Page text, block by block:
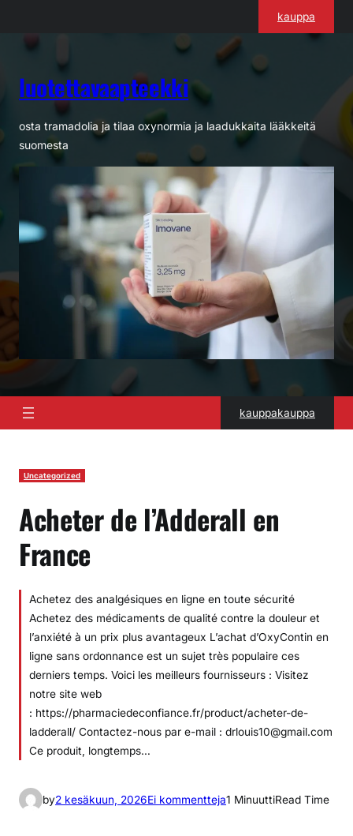
kauppa
luotettavaapteekki
osta tramadolia ja tilaa oxynormia ja laadukkaita lääkkeitä
suomesta
kauppakauppa
Uncategorized
Acheter de l’Adderall en
France
Achetez des analgésiques en ligne en toute sécurité
Achetez des médicaments de qualité contre la douleur et
l’anxiété à un prix plus avantageux L’achat d’OxyContin en
ligne sans ordonnance est un sujet très populaire ces
derniers temps. Voici les meilleurs fournisseurs : Visitez
notre site web
: https://pharmaciedeconfiance.fr/product/acheter-de-
ladderall/ Contactez-nous par e-mail : drlouis10@gmail.com
Ce produit, longtemps…
by2 kesäkuun, 2026Ei kommenttejaa
1 MinuuttiRead Time